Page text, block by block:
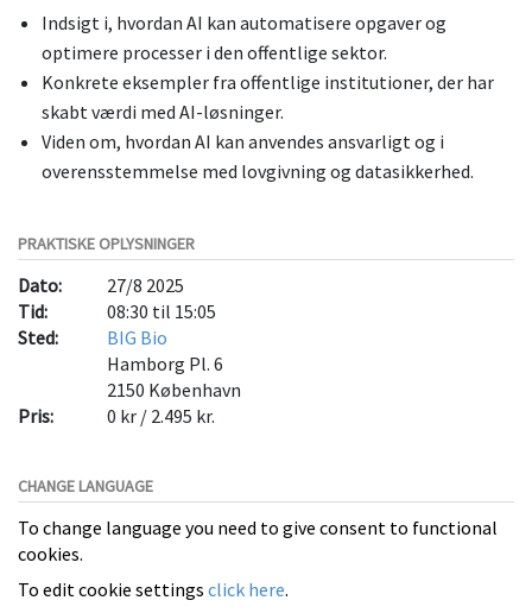
Indsigt i, hvordan AI kan automatisere opgaver og
optimere processer i den offentlige sektor.
Konkrete eksempler fra offentlige institutioner, der har
skabt værdi med AI-løsninger.
Viden om, hvordan AI kan anvendes ansvarligt og i
overensstemmelse med lovgivning og datasikkerhed.
PRAKTISKE OPLYSNINGER
Dato:
27/8 2025
Tid:
08:30 til 15:05
Sted:
BIG Bio
Hamborg Pl. 6
2150 København
Pris:
0 kr / 2.495 kr.
CHANGE LANGUAGE
To change language you need to give consent to functional
cookies.
To edit cookie settings click here.